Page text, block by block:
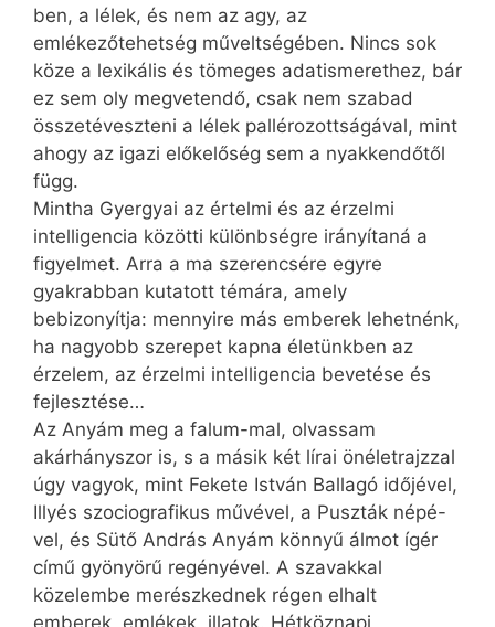
ben, a lélek, és nem az agy, az
emlékezőtehetség műveltségében. Nincs sok
köze a lexikális és tömeges adatismerethez, bár
ez sem oly megvetendő, csak nem szabad
összetéveszteni a lélek pallérozottságával, mint
ahogy az igazi előkelőség sem a nyakkendőtől
függ.
Mintha Gyergyai az értelmi és az érzelmi
intelligencia közötti különbségre irányítaná a
figyelmet. Arra a ma szerencsére egyre
gyakrabban kutatott témára, amely
bebizonyítja: mennyire más emberek lehetnénk,
ha nagyobb szerepet kapna életünkben az
érzelem, az érzelmi intelligencia bevetése és
fejlesztése…
Az Anyám meg a falum-mal, olvassam
akárhányszor is, s a másik két lírai önéletrajzzal
úgy vagyok, mint Fekete István Ballagó időjével,
Illyés szociografikus művével, a Puszták népé-
vel, és Sütő András Anyám könnyű álmot ígér
című gyönyörű regényével. A szavakkal
közelembe merészkednek régen elhalt
emberek, emlékek, illatok. Hétköznapi